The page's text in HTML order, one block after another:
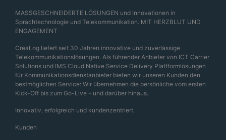
MASSGESCHNEIDERTE LÖSUNGEN und Innovationen in
Sprachtechnologie und Telekommunikation. MIT HERZBLUT UND
ENGAGEMENT
CreaLog liefert seit 30 Jahren innovative und zuverlässige
Telekommunikationslösungen. Als führender Anbieter von ICT Carrier
Solutions und IMS Cloud Native Service Delivery Plattformlösungen
für Kommunikationsdienstanbieter bieten wir unseren Kunden den
bestmöglichen Service: Wir übernehmen die persönliche vom ersten
Kick-Off bis zum Go-Live - und darüber hinaus.
Innovativ, erfolgreich und kundenzentriert.
Kunden